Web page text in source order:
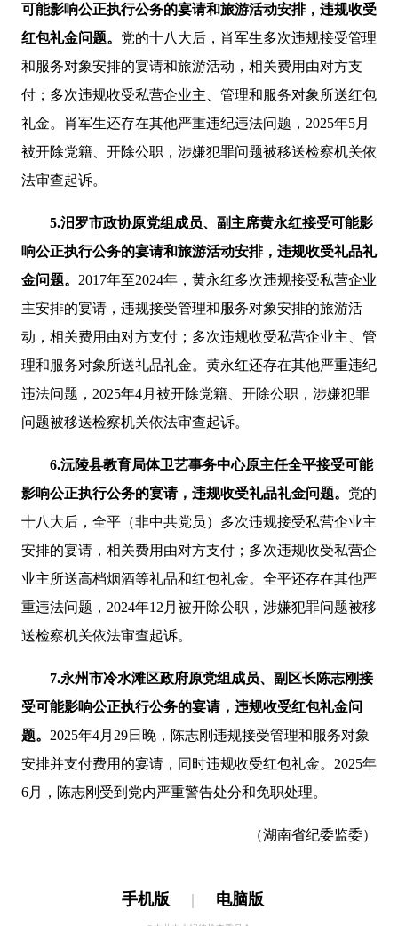
可能影响公正执行公务的宴请和旅游活动安排，违规收受
红包礼金问题。 党的十八大后，肖军生多次违规接受管理
和服务对象安排的宴请和旅游活动，相关费用由对方支
付；多次违规收受私营企业主、管理和服务对象所送红包
礼金。肖军生还存在其他严重违纪违法问题，2025年5月
被开除党籍、开除公职，涉嫌犯罪问题被移送检察机关依
法审查起诉。
5.汨罗市政协原党组成员、副主席黄永红接受可能影
响公正执行公务的宴请和旅游活动安排，违规收受礼品礼
金问题。 2017年至2024年，黄永红多次违规接受私营企业
主安排的宴请，违规接受管理和服务对象安排的旅游活
动，相关费用由对方支付；多次违规收受私营企业主、管
理和服务对象所送礼品礼金。黄永红还存在其他严重违纪
违法问题，2025年4月被开除党籍、开除公职，涉嫌犯罪
问题被移送检察机关依法审查起诉。
6.沅陵县教育局体卫艺事务中心原主任全平接受可能
影响公正执行公务的宴请，违规收受礼品礼金问题。 党的
十八大后，全平（非中共党员）多次违规接受私营企业主
安排的宴请，相关费用由对方支付；多次违规收受私营企
业主所送高档烟酒等礼品和红包礼金。全平还存在其他严
重违法问题，2024年12月被开除公职，涉嫌犯罪问题被移
送检察机关依法审查起诉。
7.永州市冷水滩区政府原党组成员、副区长陈志刚接
受可能影响公正执行公务的宴请，违规收受红包礼金问
题。 2025年4月29日晚，陈志刚违规接受管理和服务对象
安排并支付费用的宴请，同时违规收受红包礼金。2025年
6月，陈志刚受到党内严重警告处分和免职处理。
（湖南省纪委监委）
手机版 | 电脑版